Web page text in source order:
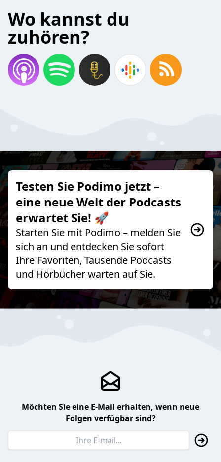
Wo kannst du
zuhören?
Testen Sie Podimo jetzt –
eine neue Welt der Podcasts
erwartet Sie! 🚀
Starten Sie mit Podimo – melden Sie
sich an und entdecken Sie sofort
Ihre Favoriten, Tausende Podcasts
und Hörbücher warten auf Sie.
Möchten Sie eine E-Mail erhalten, wenn neue
Folgen verfügbar sind?